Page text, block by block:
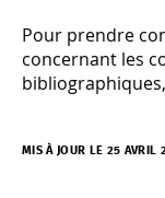
Pour prendre
concernant les
MIS À JOUR LE 25 AVRIL